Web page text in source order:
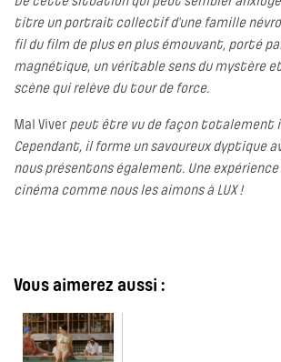
titre un portrait collectif d’une famille
fil du film de plus en plus émouvant, porté
magnétique, un véritable sens du mystère
scène qui relève du tour de force.
Mal Viver peut être vu de façon totalement
Cependant, il forme un savoureux dyptique
nous présentons également. Une
cinéma comme nous les aimons à LUX !
Vous aimerez aussi :